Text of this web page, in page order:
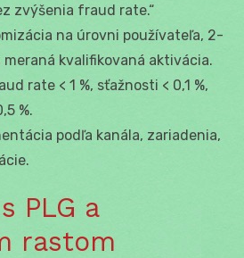
zvýšenia fraud rate.“
na úrovni používateľa, 2-
kvalifikovaná aktivácia.
rate < 1 %, sťažnosti < 0,1 %,
%.
podľa kanála, zariadenia,
PLG a
rastom